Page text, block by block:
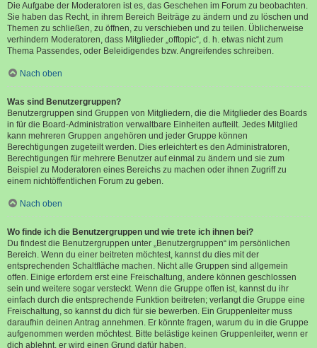
Die Aufgabe der Moderatoren ist es, das Geschehen im Forum zu beobachten.
Sie haben das Recht, in ihrem Bereich Beiträge zu ändern und zu löschen und
Themen zu schließen, zu öffnen, zu verschieben und zu teilen. Üblicherweise
verhindern Moderatoren, dass Mitglieder „offtopic“, d. h. etwas nicht zum
Thema Passendes, oder Beleidigendes bzw. Angreifendes schreiben.
Nach oben
Was sind Benutzergruppen?
Benutzergruppen sind Gruppen von Mitgliedern, die die Mitglieder des Boards
in für die Board-Administration verwaltbare Einheiten aufteilt. Jedes Mitglied
kann mehreren Gruppen angehören und jeder Gruppe können
Berechtigungen zugeteilt werden. Dies erleichtert es den Administratoren,
Berechtigungen für mehrere Benutzer auf einmal zu ändern und sie zum
Beispiel zu Moderatoren eines Bereichs zu machen oder ihnen Zugriff zu
einem nichtöffentlichen Forum zu geben.
Nach oben
Wo finde ich die Benutzergruppen und wie trete ich ihnen bei?
Du findest die Benutzergruppen unter „Benutzergruppen“ im persönlichen
Bereich. Wenn du einer beitreten möchtest, kannst du dies mit der
entsprechenden Schaltfläche machen. Nicht alle Gruppen sind allgemein
offen. Einige erfordern erst eine Freischaltung, andere können geschlossen
sein und weitere sogar versteckt. Wenn die Gruppe offen ist, kannst du ihr
einfach durch die entsprechende Funktion beitreten; verlangt die Gruppe eine
Freischaltung, so kannst du dich für sie bewerben. Ein Gruppenleiter muss
daraufhin deinen Antrag annehmen. Er könnte fragen, warum du in die Gruppe
aufgenommen werden möchtest. Bitte belästige keinen Gruppenleiter, wenn er
dich ablehnt, er wird einen Grund dafür haben.